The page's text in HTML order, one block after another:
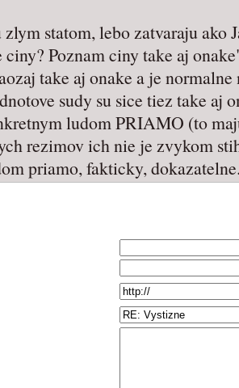
statom, lebo zatvaraju ako
ciny? Poznam ciny take aj
take aj onake a je
sudy su sice tiez take aj
ludom PRIAMO (to
rezimov ich nie je zvykom
priamo, fakticky,